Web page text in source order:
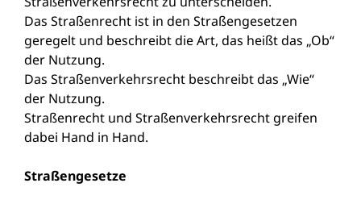
Das Straßenrecht ist in den Straßengesetzen
geregelt und beschreibt die Art, das heißt das „Ob“
der Nutzung.
Das Straßenverkehrsrecht beschreibt das „Wie“
der Nutzung.
Straßenrecht und Straßenverkehrsrecht greifen
dabei Hand in Hand.
Straßengesetze